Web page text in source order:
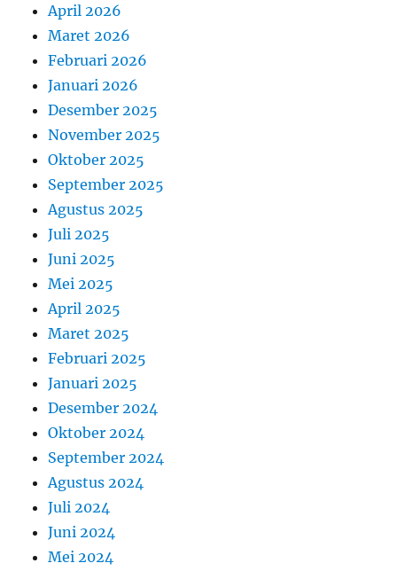
April 2026
Maret 2026
Februari 2026
Januari 2026
Desember 2025
November 2025
Oktober 2025
September 2025
Agustus 2025
Juli 2025
Juni 2025
Mei 2025
April 2025
Maret 2025
Februari 2025
Januari 2025
Desember 2024
Oktober 2024
September 2024
Agustus 2024
Juli 2024
Juni 2024
Mei 2024